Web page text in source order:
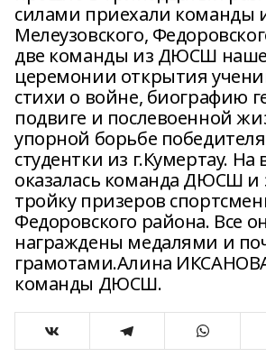
силами приехали команды
Мелеузовского,
две команды из ДЮСШ
церемонии открытия
стихи о войне, биографию
подвиге и послевоенной
упорной борьбе
студентки из г.Кумертау.
оказалась команда ДЮСШ и
тройку призеров
Федоровского района. Все
награждены медалями и
грамотами.Алина
команды ДЮСШ.